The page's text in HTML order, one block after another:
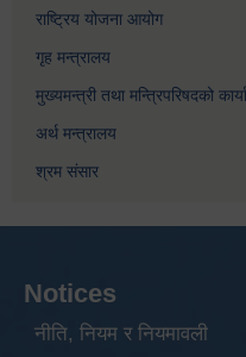
राष्ट्रिय योजना आयोग
गृह मन्त्रालय
मुख्यमन्त्री तथा मन्त्रिपरिषदको
अर्थ मन्त्रालय
श्रम संसार
Notices
नीति, नियम र नियमावली